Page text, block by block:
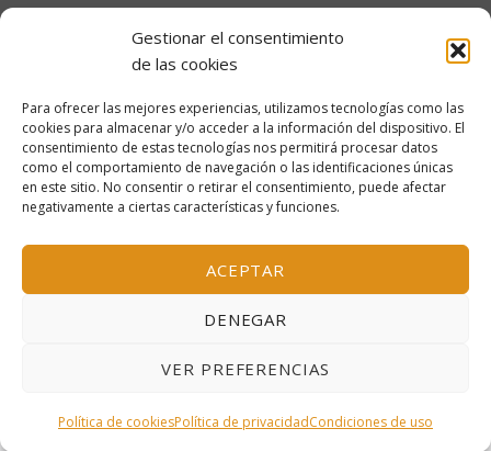
Gestionar el consentimiento
de las cookies
Para ofrecer las mejores experiencias, utilizamos tecnologías como las
cookies para almacenar y/o acceder a la información del dispositivo. El
consentimiento de estas tecnologías nos permitirá procesar datos
como el comportamiento de navegación o las identificaciones únicas
en este sitio. No consentir o retirar el consentimiento, puede afectar
negativamente a ciertas características y funciones.
ACEPTAR
DENEGAR
VER PREFERENCIAS
Política de cookiesPolítica de privacidadCondiciones de uso
MENÚ
Condiciones de uso
Política de privacidad
Política de cookies
© 2026 Escola Mariló Casals SL - Barcelona, España
Inscrita en el Registro Mercantil de Barcelona, tomo
38.115, folio 151, hoja B-319156, inscripción 1ª